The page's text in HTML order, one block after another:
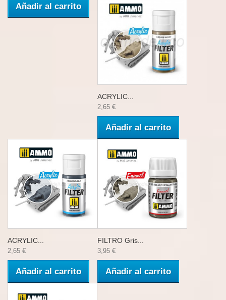
Añadir al carrito
ACRYLIC...
2,65 €
Añadir al carrito
ACRYLIC...
2,65 €
Añadir al carrito
FILTRO Gris...
3,95 €
Añadir al carrito